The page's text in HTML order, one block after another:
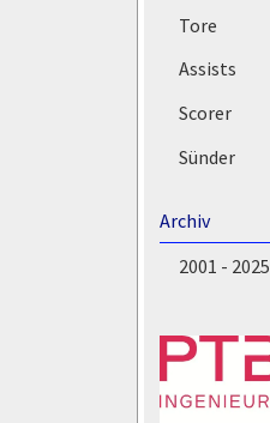
Tore
Assists
Scorer
Sünder
Archiv
2001 - 2025